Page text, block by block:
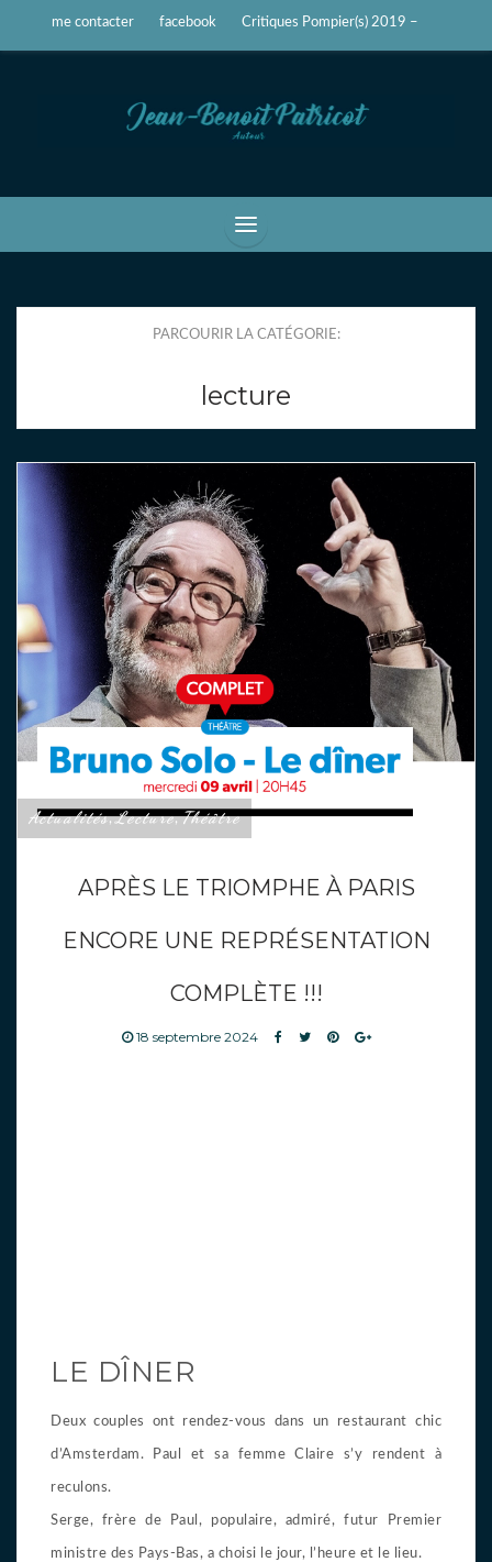
me contacter facebook Critiques Pompier(s) 2019 –
PARCOURIR LA CATÉGORIE:
lecture
Actualités,Lecture,Théâtre
APRÈS LE TRIOMPHE À PARIS
ENCORE UNE REPRÉSENTATION
COMPLÈTE !!!
18 septembre 2024
LE DÎNER
Deux couples ont rendez-vous dans un restaurant chic
d’Amsterdam. Paul et sa femme Claire s’y rendent à
reculons.
Serge, frère de Paul, populaire, admiré, futur Premier
ministre des Pays-Bas, a choisi le jour, l’heure et le lieu.